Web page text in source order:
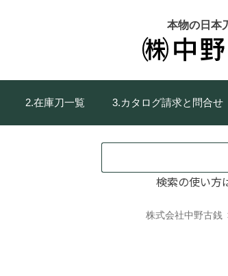
本物の日本
2.在庫刀一覧 3.カタログ請求と問合せ
検索の使い方
株式会社中野古銭